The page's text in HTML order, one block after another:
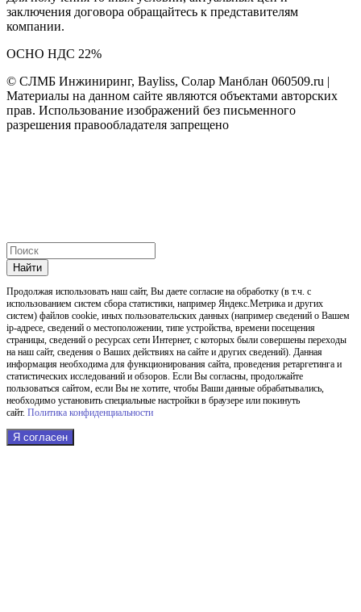
заключения договора обращайтесь к представителям
компании.
ОСНО НДС 22%
© СЛМБ Инжиниринг, Bayliss, Солар Манблан 060509.ru |
Материалы на данном сайте являются объектами авторских
прав. Использование изображений без письменного
разрешения правообладателя запрещено
Найти
Продолжая использовать наш cайт, Вы даете согласие на обработку (в т.ч. с
использованием систем сбора статистики, например Яндекс.Метрика и других
систем) файлов cookie, иных пользовательских данных (например сведений о Вашем
ip-адресе, сведений о местоположении, типе устройства, времени посещения
страницы, сведений о ресурсах сети Интернет, с которых были совершены переходы
на наш сайт, сведения о Ваших действиях на сайте и других сведений). Данная
информация необходима для функционирования сайта, проведения ретаргетинга и
статистических исследований и обзоров. Если Вы согласны, продолжайте
пользоваться сайтом, если Вы не хотите, чтобы Ваши данные обрабатывались,
необходимо установить специальные настройки в браузере или покинуть
сайт. Политика конфиденциальности
Я согласен